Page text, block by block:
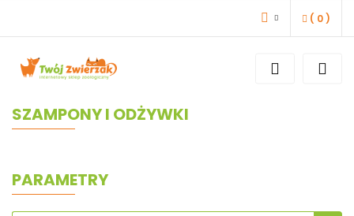
( 0 )
SZAMPONY I ODŻYWKI
PARAMETRY